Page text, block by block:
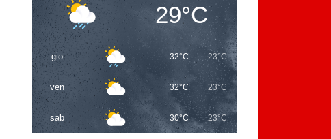
29°C
gio 32°C 23°C
ven 32°C 23°C
sab 30°C 23°C